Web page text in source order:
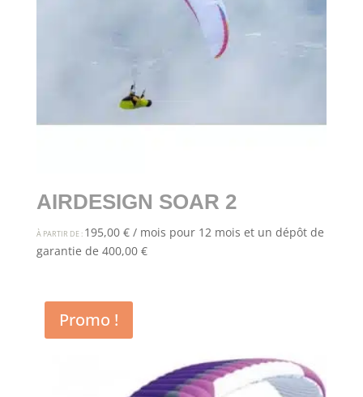
AIRDESIGN SOAR 2
À PARTIR DE : 195,00 € / mois pour 12 mois et un dépôt de
garantie de 400,00 €
Promo !